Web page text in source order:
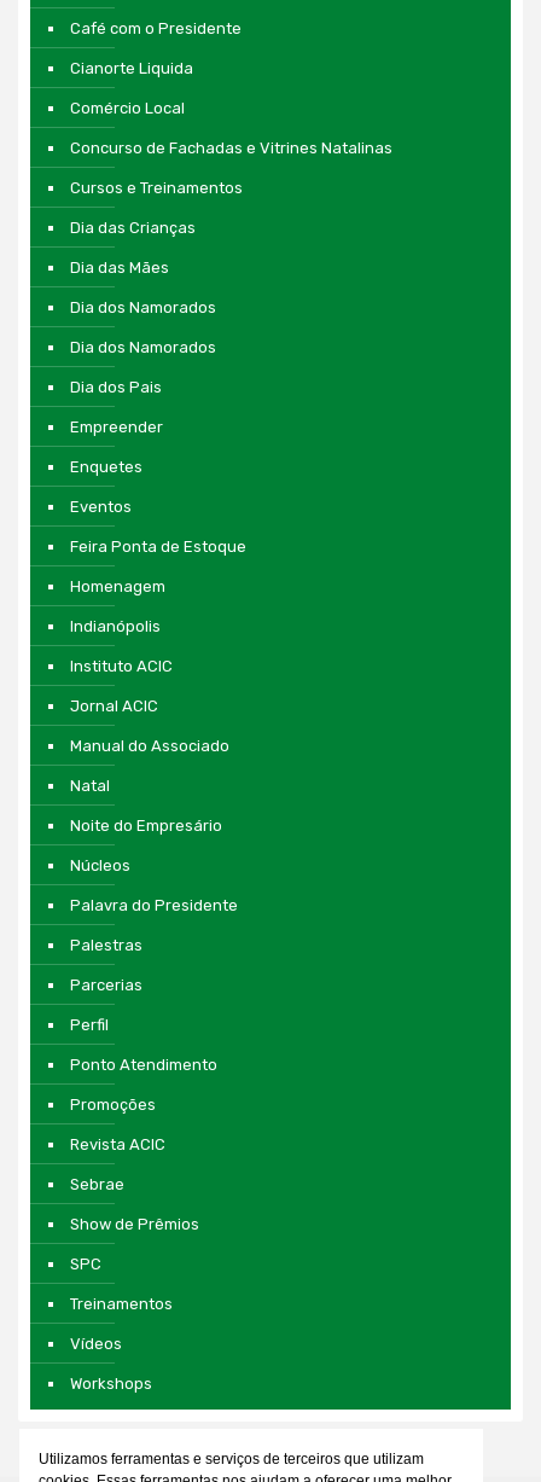
Café com o Presidente
Cianorte Liquida
Comércio Local
Concurso de Fachadas e Vitrines Natalinas
Cursos e Treinamentos
Dia das Crianças
Dia das Mães
Dia dos Namorados
Dia dos Namorados
Dia dos Pais
Empreender
Enquetes
Eventos
Feira Ponta de Estoque
Homenagem
Indianópolis
Instituto ACIC
Jornal ACIC
Manual do Associado
Natal
Noite do Empresário
Núcleos
Palavra do Presidente
Palestras
Parcerias
Perfil
Ponto Atendimento
Promoções
Revista ACIC
Sebrae
Show de Prêmios
SPC
Treinamentos
Vídeos
Workshops
Utilizamos ferramentas e serviços de terceiros que utilizam